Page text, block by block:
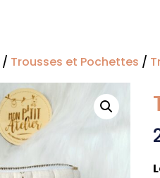
/ Trousses et Pochettes /